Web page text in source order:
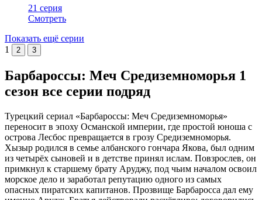
21 серия
Смотреть
Показать ещё серии
1
2 3
Барбароссы: Меч Средиземноморья 1
сезон все серии подряд
Турецкий сериал «Барбароссы: Меч Средиземноморья»
переносит в эпоху Османской империи, где простой юноша с
острова Лесбос превращается в грозу Средиземноморья.
Хызыр родился в семье албанского гончара Якова, был одним
из четырёх сыновей и в детстве принял ислам. Повзрослев, он
примкнул к старшему брату Аруджу, под чьим началом освоил
морское дело и заработал репутацию одного из самых
опасных пиратских капитанов. Прозвище Барбаросса дал ему